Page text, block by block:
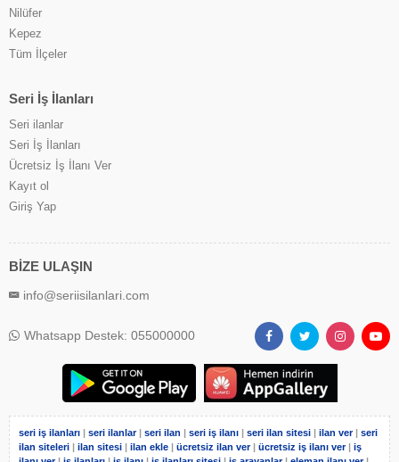
Nilüfer
Kepez
Tüm İlçeler
Seri İş İlanları
Seri ilanlar
Seri İş İlanları
Ücretsiz İş İlanı Ver
Kayıt ol
Giriş Yap
BİZE ULAŞIN
info@seriisilanlari.com
Whatsapp Destek: 055000000
seri iş ilanları | seri ilanlar| seri ilan | seri iş ilanı | seri ilan sitesi | ilan ver| seri
ilan siteleri | ilan sitesi | ilan ekle | ücretsiz ilan ver| ücretsiz iş ilanı ver| iş